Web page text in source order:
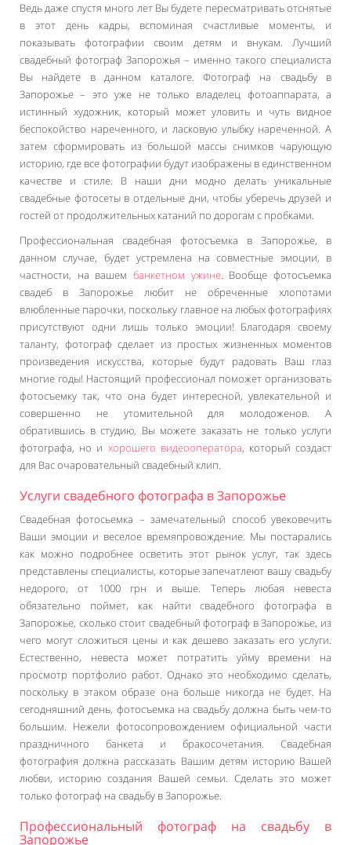
Ведь даже спустя много лет Вы будете пересматривать отснятые
в этот день кадры, вспоминая счастливые моменты, и
показывать фотографии своим детям и внукам. Лучший
свадебный фотограф Запорожья – именно такого специалиста
Вы найдете в данном каталоге. Фотограф на свадьбу в
Запорожье – это уже не только владелец фотоаппарата, а
истинный художник, который может уловить и чуть видное
беспокойство нареченного, и ласковую улыбку нареченной. А
затем сформировать из большой массы снимков чарующую
историю, где все фотографии будут изображены в единственном
качестве и стиле. В наши дни модно делать уникальные
свадебные фотосеты в отдельные дни, чтобы уберечь друзей и
гостей от продолжительных катаний по дорогам с пробками.
Профессиональная свадебная фотосъемка в Запорожье, в
данном случае, будет устремлена на совместные эмоции, в
частности, на вашем банкетном ужине. Вообще фотосъемка
свадеб в Запорожье любит не обреченные хлопотами
влюбленные парочки, поскольку главное на любых фотографиях
присутствуют одни лишь только эмоции! Благодаря своему
таланту, фотограф сделает из простых жизненных моментов
произведения искусства, которые будут радовать Ваш глаз
многие годы! Настоящий профессионал поможет организовать
фотосъемку так, что она будет интересной, увлекательной и
совершенно не утомительной для молодоженов. А
обратившись в студию, Вы можете заказать не только услуги
фотографа, но и хорошего видеооператора, который создаст
для Вас очаровательный свадебный клип.
Услуги свадебного фотографа в Запорожье
Свадебная фотосьемка – замечательный способ увековечить
Ваши эмоции и веселое времяпровождение. Мы постарались
как можно подробнее осветить этот рынок услуг, так здесь
представлены специалисты, которые запечатлеют вашу свадьбу
недорого, от 1000 грн и выше. Теперь любая невеста
обязательно поймет, как найти свадебного фотографа в
Запорожье, сколько стоит свадебный фотограф в Запорожье, из
чего могут сложиться цены и как дешево заказать его услуги.
Естественно, невеста может потратить уйму времени на
просмотр портфолио работ. Однако это необходимо сделать,
поскольку в этаком образе она больше никогда не будет. На
сегодняшний день, фотосъемка на свадьбу должна быть чем-то
большим. Нежели фотосопровождением официальной части
праздничного банкета и бракосочетания. Свадебная
фотография должна рассказать Вашим детям историю Вашей
любви, историю создания Вашей семьи. Сделать это может
только фотограф на свадьбу в Запорожье.
Профессиональный фотограф на свадьбу в
Запорожье